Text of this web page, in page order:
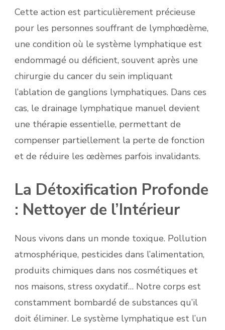
Cette action est particulièrement précieuse
pour les personnes souffrant de lymphœdème,
une condition où le système lymphatique est
endommagé ou déficient, souvent après une
chirurgie du cancer du sein impliquant
l’ablation de ganglions lymphatiques. Dans ces
cas, le drainage lymphatique manuel devient
une thérapie essentielle, permettant de
compenser partiellement la perte de fonction
et de réduire les œdèmes parfois invalidants.
La Détoxification Profonde
: Nettoyer de l’Intérieur
Nous vivons dans un monde toxique. Pollution
atmosphérique, pesticides dans l’alimentation,
produits chimiques dans nos cosmétiques et
nos maisons, stress oxydatif… Notre corps est
constamment bombardé de substances qu’il
doit éliminer. Le système lymphatique est l’un